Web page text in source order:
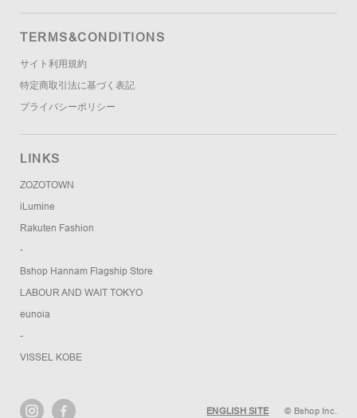
TERMS&CONDITIONS
サイト利用規約
特定商取引法に基づく表記
プライバシーポリシー
LINKS
ZOZOTOWN
iLumine
Rakuten Fashion
-
Bshop Hannam Flagship Store
LABOUR AND WAIT TOKYO
eunoia
-
VISSEL KOBE
ENGLISH SITE © Bshop Inc.